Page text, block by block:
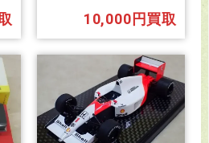
10,000円買取